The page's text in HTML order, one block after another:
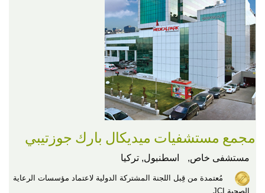
مجمع مستشفيات ميديكال بارك جوزتيبي
مستشفى خاص, اسطنبول, تركيا
مُعتمدة من قِبل اللجنة المشتركة الدولية لاعتماد مؤسسات الرعاية
الصحية JCI